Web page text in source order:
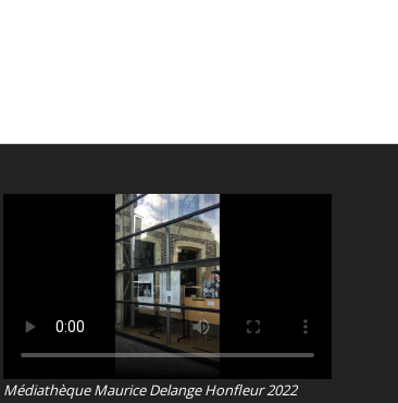
Médiathèque Maurice Delange Honfleur 2022